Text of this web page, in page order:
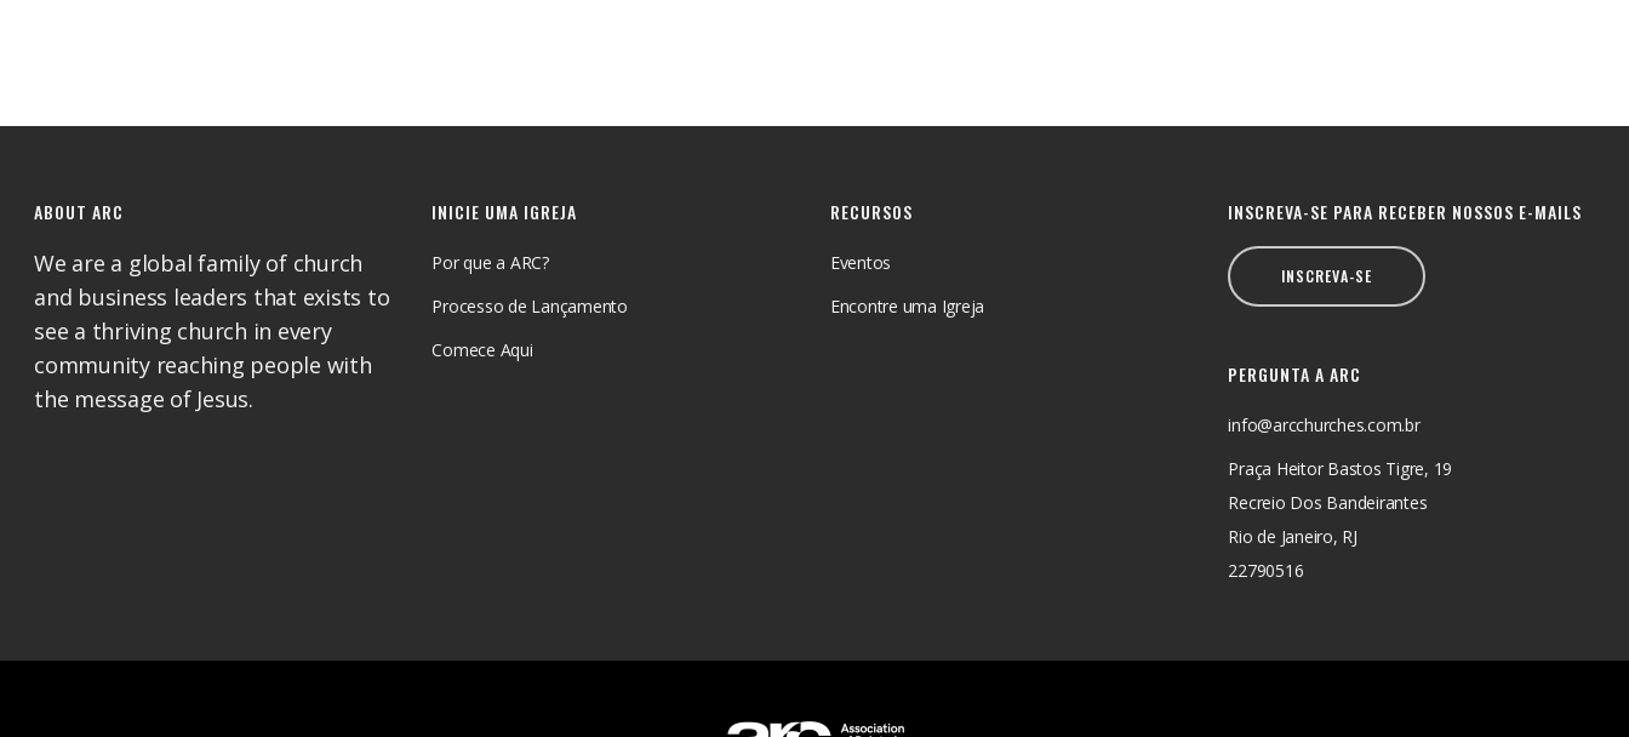
ABOUT ARC
We are a global family of church
and business leaders that exists to
see a thriving church in every
community reaching people with
the message of Jesus.
INICIE UMA IGREJA
Por que a ARC?
Processo de Lançamento
Comece Aqui
RECURSOS
Eventos
Encontre uma Igreja
INSCREVA-SE PARA RECEBER NOSSOS E-MAILS
INSCREVA-SE
PERGUNTA A ARC
info@arcchurches.com.br
Praça Heitor Bastos Tigre, 19
Recreio Dos Bandeirantes
Rio de Janeiro, RJ
22790516